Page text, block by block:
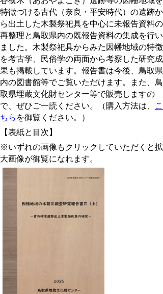
特徴づける古代（奈良・平安時代）の遺跡か
ら出土した木製祭祀具を中心に未報告資料の
再整理と鳥取県内の既報告資料の集成を行い
ました。木製祭祀具からみた因幡地域の特徴
を考古学、民俗学の両面から考察した研究成
果も掲載しています。報告書は今後、鳥取県
内の図書館等でご覧いただけます。また、鳥
取県埋蔵文化財センター等で販売しますの
で、ぜひご一読ください。（購入方法は、
こ
ちら を御覧ください。
）
【表紙と目次】
※いずれの画像もクリックしていただくと拡
大画像が御覧になれます。